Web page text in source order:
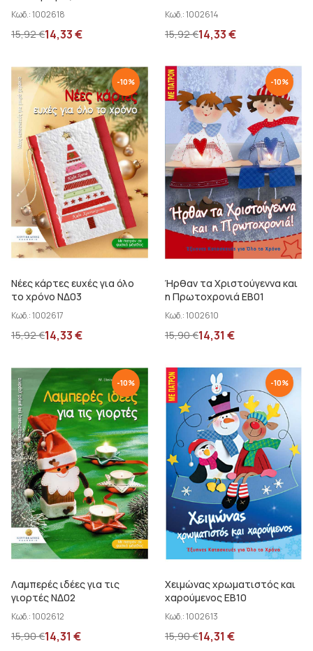
Κωδ.:1002618
15,92€14,33€
Κωδ.:1002614
15,92€14,33€
-10%
Νέες κάρτες ευχές για όλο
το χρόνο ΝΔ03
Κωδ.:1002617
15,92€14,33€
-10%
Ήρθαν τα Χριστούγεννα και
η Πρωτοχρονιά ΕΒ01
Κωδ.:1002610
15,90€14,31 €
-10%
Λαμπερές ιδέες για τις
γιορτές ΝΔ02
Κωδ.:1002612
15,90€14,31 €
-10%
Χειμώνας χρωματιστός και
χαρούμενος ΕΒ10
Κωδ.:1002613
15,90€14,31 €